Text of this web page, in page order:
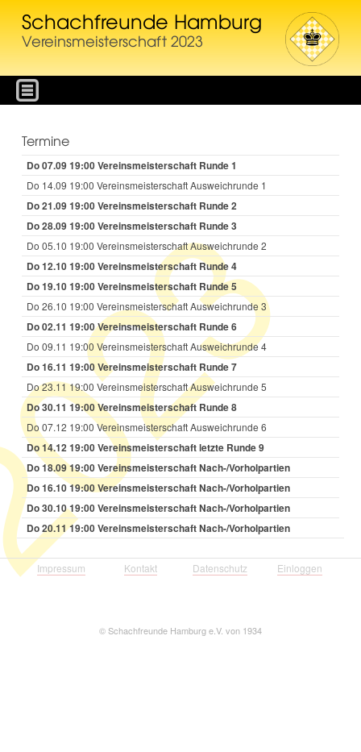
Schachfreunde Hamburg
Vereinsmeisterschaft 2023
Termine
Do 07.09 19:00 Vereinsmeisterschaft Runde 1
Do 14.09 19:00 Vereinsmeisterschaft Ausweichrunde 1
Do 21.09 19:00 Vereinsmeisterschaft Runde 2
Do 28.09 19:00 Vereinsmeisterschaft Runde 3
Do 05.10 19:00 Vereinsmeisterschaft Ausweichrunde 2
Do 12.10 19:00 Vereinsmeisterschaft Runde 4
Do 19.10 19:00 Vereinsmeisterschaft Runde 5
Do 26.10 19:00 Vereinsmeisterschaft Ausweichrunde 3
Do 02.11 19:00 Vereinsmeisterschaft Runde 6
Do 09.11 19:00 Vereinsmeisterschaft Ausweichrunde 4
Do 16.11 19:00 Vereinsmeisterschaft Runde 7
Do 23.11 19:00 Vereinsmeisterschaft Ausweichrunde 5
Do 30.11 19:00 Vereinsmeisterschaft Runde 8
Do 07.12 19:00 Vereinsmeisterschaft Ausweichrunde 6
Do 14.12 19:00 Vereinsmeisterschaft letzte Runde 9
Do 18.09 19:00 Vereinsmeisterschaft Nach-/Vorholpartien
Do 16.10 19:00 Vereinsmeisterschaft Nach-/Vorholpartien
Do 30.10 19:00 Vereinsmeisterschaft Nach-/Vorholpartien
Do 20.11 19:00 Vereinsmeisterschaft Nach-/Vorholpartien
Impressum Kontakt Datenschutz Einloggen
©Schachfreunde Hamburg e.V. von 1934